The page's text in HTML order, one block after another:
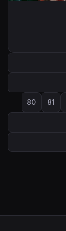
Sivu
80
Sivu
81